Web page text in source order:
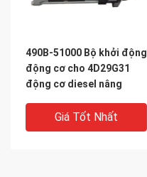
490B-51000 Bộ khởi động
động cơ cho 4D29G31
động cơ diesel nâng
Giá Tốt Nhất